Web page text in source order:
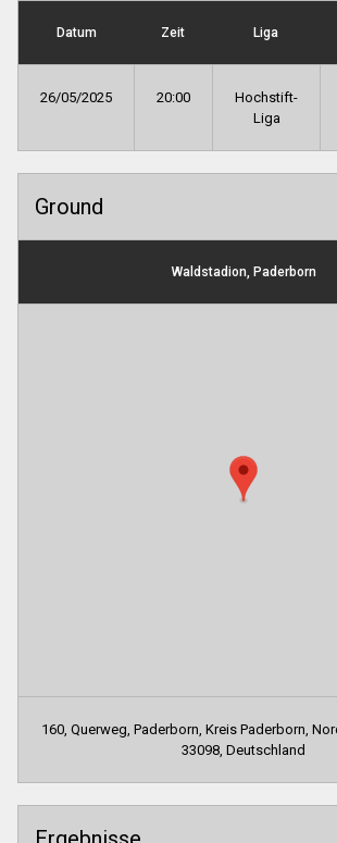
Datum Zeit Liga
26/05/2025 20:00
Hochstift-
Liga
Ground
Waldstadion, Paderborn
160, Querweg, Paderborn, Kreis Paderborn,
33098, Deutschland